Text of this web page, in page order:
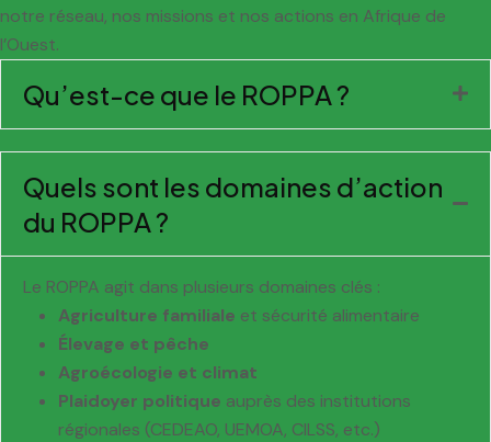
notre réseau, nos missions et nos actions en Afrique de
l’Ouest.
Qu’est-ce que le ROPPA ?
Quels sont les domaines d’action
du ROPPA ?
Le ROPPA agit dans plusieurs domaines clés :
Agriculture familiale et sécurité alimentaire
Élevage et pêche
Agroécologie et climat
Plaidoyer politique auprès des institutions
régionales (CEDEAO, UEMOA, CILSS, etc.)